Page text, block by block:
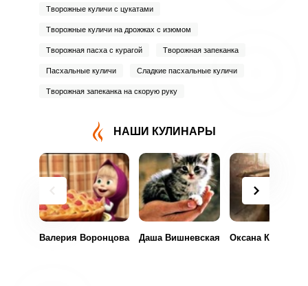
Творожные куличи с цукатами
Творожные куличи на дрожжах с изюмом
Творожная пасха с курагой Творожная запеканка
Пасхальные куличи Сладкие пасхальные куличи
Творожная запеканка на скорую руку
НАШИ КУЛИНАРЫ
Валерия Воронцова Даша Вишневская Оксана